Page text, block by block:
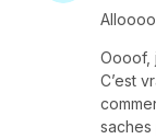
Alloooo
Oooof,
C’est